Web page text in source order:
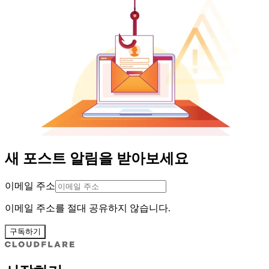
새 포스트 알림을 받아보세요
이메일 주소
이메일 주소를 절대 공유하지 않습니다.
구독하기